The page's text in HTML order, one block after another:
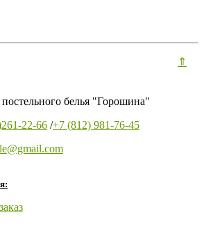
белья "Горошина"
22-66 /+7 (812) 981-76-45
⇑